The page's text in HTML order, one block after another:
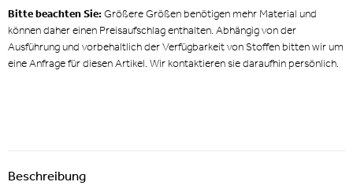
Bitte beachten Sie:Größere Größen benötigen mehr Material und
können daher einen Preisaufschlag enthalten. Abhängig von der
Ausführung und vorbehaltlich der Verfügbarkeit von Stoffen bitten wir um
eine Anfrage für diesen Artikel. Wir kontaktieren sie daraufhin persönlich.
Beschreibung